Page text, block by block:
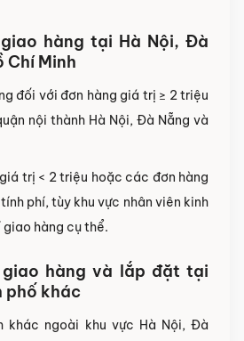
hàng tại Hà Nội, Đà
Chí Minh
đối với đơn hàng giá trị ≥ ­2 triệu
nội thành Hà Nội, Đà Nẵng và
trị < 2 triệu hoặc các đơn hàng
phí, tùy khu vực nhân viên kinh
giao hàng cụ thể.
giao hàng và lắp đặt tại
khác
khác ngoài khu vực Hà Nội, Đà